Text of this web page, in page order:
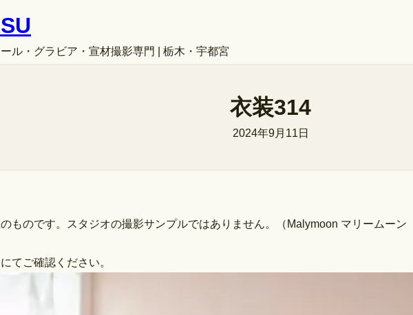
ル・グラビア・宣材撮影専門 | 栃木・宇都宮
衣装314
2024年9月11日
ものです。スタジオの撮影サンプルではありません。（Malymoon マリームーン
てご確認ください。